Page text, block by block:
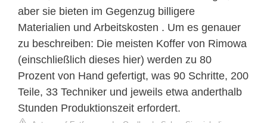
aber sie bieten im Gegenzug billigere
Materialien und Arbeitskosten . Um es genauer
zu beschreiben: Die meisten Koffer von Rimowa
(einschließlich dieses hier) werden zu 80
Prozent von Hand gefertigt, was 90 Schritte, 200
Teile, 33 Techniker und jeweils etwa anderthalb
Stunden Produktionszeit erfordert.